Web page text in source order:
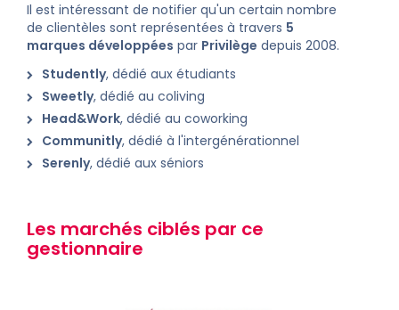
Il est intéressant de notifier qu'un certain nombre
de clientèles sont représentées à travers 5
marques développées par Privilège depuis 2008.
Studently, dédié aux étudiants
Sweetly, dédié au coliving
Head&Work, dédié au coworking
Communitly, dédié à l'intergénérationnel
Serenly, dédié aux séniors
Les marchés ciblés par ce
gestionnaire